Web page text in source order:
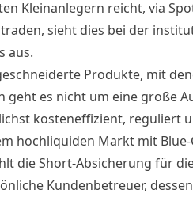
Kleinanlegern reicht, via
sieht dies bei der
aus.
Produkte, mit
geht es nicht um eine große
kosteneffizient, reguliert
hochliquiden Markt mit Blue-
die Short-Absicherung für
Kundenbetreuer,